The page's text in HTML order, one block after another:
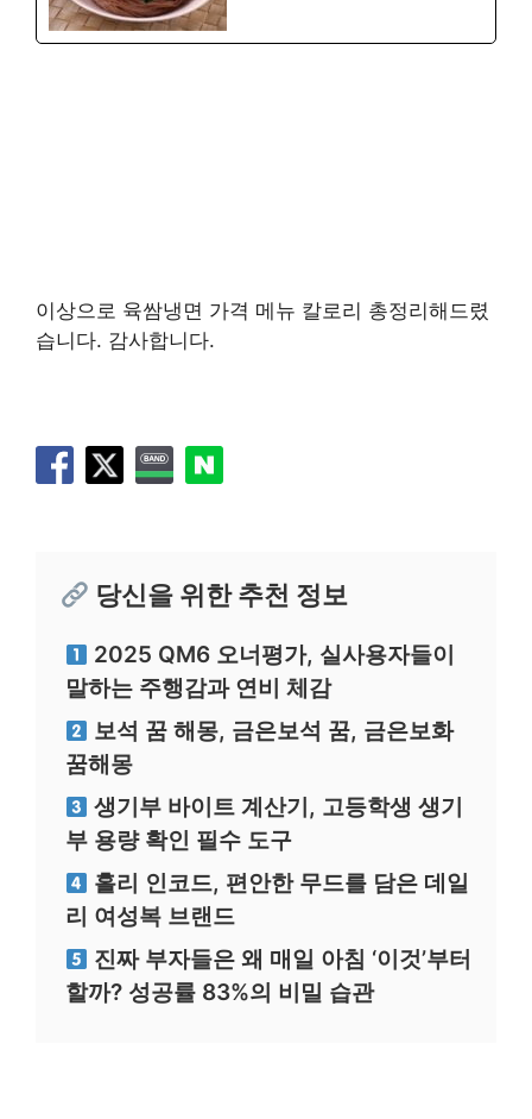
이상으로 육쌈냉면 가격 메뉴 칼로리 총정리해드렸
습니다. 감사합니다.
당신을 위한 추천 정보
2025 QM6 오너평가, 실사용자들이
말하는 주행감과 연비 체감
보석 꿈 해몽, 금은보석 꿈, 금은보화
꿈해몽
생기부 바이트 계산기, 고등학생 생기
부 용량 확인 필수 도구
홀리 인코드, 편안한 무드를 담은 데일
리 여성복 브랜드
진짜 부자들은 왜 매일 아침 ‘이것’부터
할까? 성공률 83%의 비밀 습관